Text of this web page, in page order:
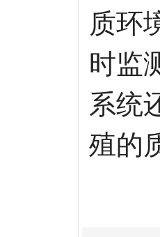
质环
时监
系统
殖的